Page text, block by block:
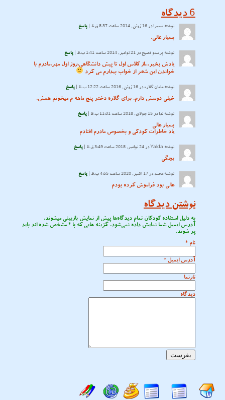
6دیدگاه
نوشتهسمیرادر 16 ژوئن, 2014 ساعت 8:37 ق.ظ | پاسخ
بسیار عالی.
نوشتهپرستو فصیحدر 21 نوامبر, 2014 ساعت 1:41 ب.ظ | پاسخ
یادش بخیر…از کلاس اول تا پیش دانشگاهی،روز اول مهر،مادرم با
خواندن این شعر از خواب بیدارم می کرد
نوشتهمامان گلارهدر 16 ژوئن, 2016 ساعت 12:22 ب.ظ | پاسخ
خیلی دوسش دارم. برای گلاره دختر پنج ماهه م میخونم همش.
نوشتهندادر 15 جولای, 2018 ساعت 11:31 ب.ظ | پاسخ
بسیار عالی
یاد خاطرات کودکی و بخصوص مادرم افتادم
نوشتهYaldaدر 24 نوامبر, 2018 ساعت 3:49 ق.ظ | پاسخ
بچگی
نوشتهمحمددر 17 اکتبر, 2020 ساعت 4:55 ب.ظ | پاسخ
عالی بود فراموش کرده بودم
نوشتن دیدگاه
به دلیل استفاده کودکان تمام دیدگاه‌ها پیش از نمایش بازبینی میشوند.
آدرس ایمیل شما نمایش داده نمی‌شود. گزینه هایی که با*مشخص شده اند باید
پر شوند.
نام*
آدرس ایمیل*
تارنما
دیدگاه